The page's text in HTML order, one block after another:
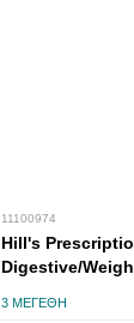
11100974
Hill's
Digestive/
3 ΜΕΓΈΘΗ